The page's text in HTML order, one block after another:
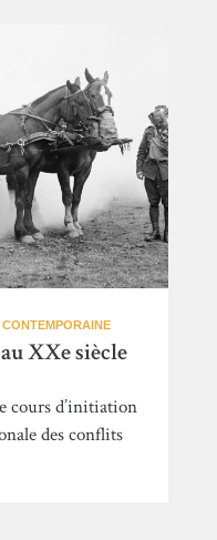
CONTEMPORAINE
XXe siècle
cours d’initiation
des conflits